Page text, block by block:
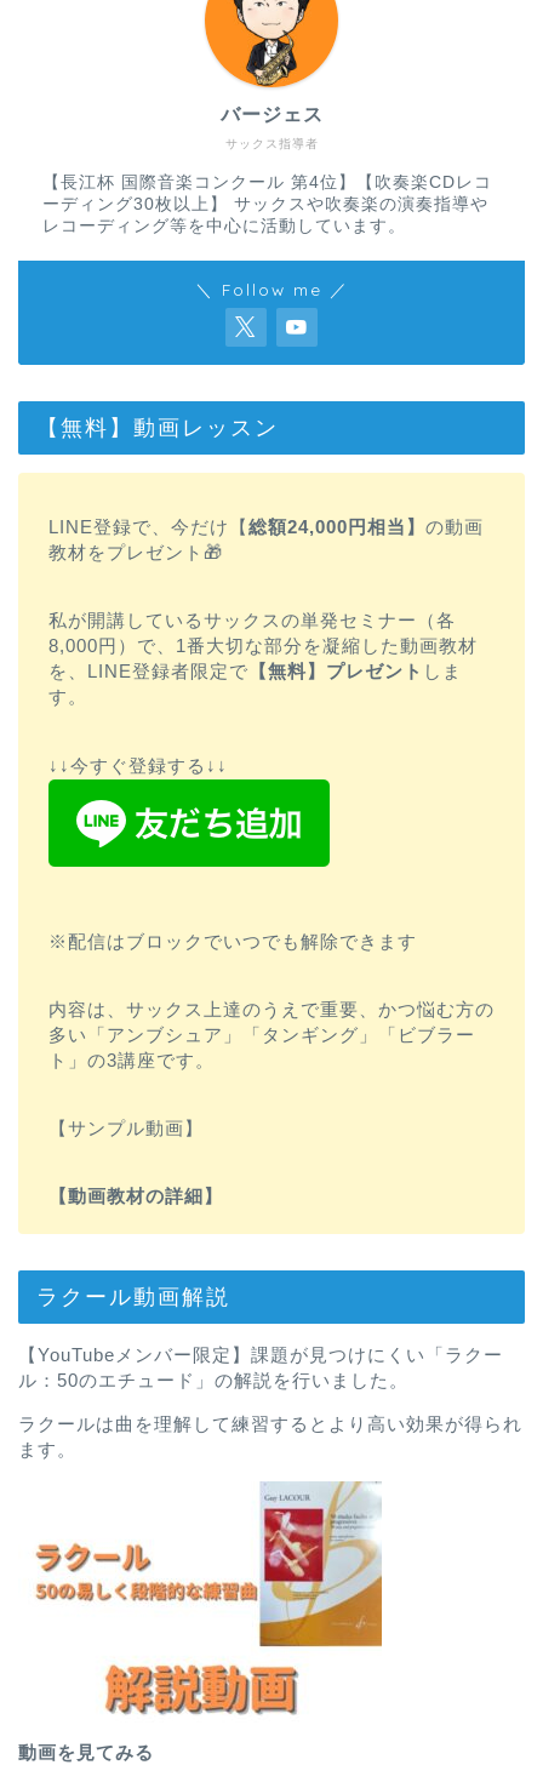
サックス指導者
バージェス
【長江杯 国際音楽コンクール 第4位】【吹奏楽CDレコ
ーディング30枚以上】 サックスや吹奏楽の演奏指導や
レコーディング等を中心に活動しています。
＼ Follow me ／
【無料】動画レッスン
LINE登録で、今だけ【総額24,000円相当】 の動画
教材をプレゼント🎁
私が開講しているサックスの単発セミナー（各
8,000円）で、1番大切な部分を凝縮した動画教材
を、LINE登録者限定で 【無料】プレゼント しま
す。
↓↓今すぐ登録する↓↓
※配信はブロックでいつでも解除できます
内容は、サックス上達のうえで重要、かつ悩む方の
多い「アンブシュア」「タンギング」「ビブラー
ト」の3講座です。
【サンプル動画】
【動画教材の詳細】
ラクール動画解説
【YouTubeメンバー限定】課題が見つけにくい「ラクー
ル：50のエチュード」の解説を行いました。
ラクールは曲を理解して練習するとより高い効果が得られ
ます。
動画を見てみる